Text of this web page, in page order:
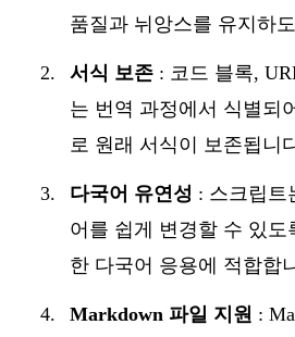
품질과 뉘앙스를 유지하
서식 보존 : 코드 블록,
는 번역 과정에서 식별되
로 원래 서식이 보존됩니
다국어 유연성 : 스크립트
어를 쉽게 변경할 수 있도
한 다국어 응용에 적합합
Markdown 파일 지원 :